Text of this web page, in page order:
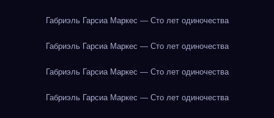
Габриэль Гарсиа Маркес — Сто лет одиночества
Габриэль Гарсиа Маркес — Сто лет одиночества
Габриэль Гарсиа Маркес — Сто лет одиночества
Габриэль Гарсиа Маркес — Сто лет одиночества